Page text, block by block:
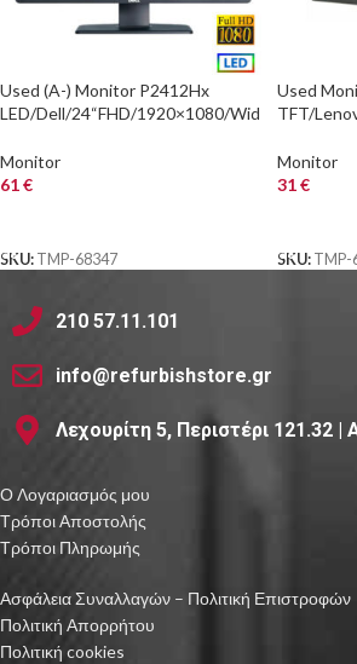
Used (A-) Monitor P2412Hx
LED/Dell/24“FHD/1920×1080/Wid
& USB Hub
Monitor
61€
SKU: TMP-68347
Used
TFT/
Monitor
31€
SKU: TMP-
210 57.11.101
info@refurbishstore.gr
Λεχουρίτη 5, Περιστέρι
Ο Λογαριασμός μου
Τρόποι Αποστολής
Τρόποι Πληρωμής
Ασφάλεια Συναλλαγών – Πολιτική Επιστροφών
Πολιτική Απορρήτου
Πολιτική cookies